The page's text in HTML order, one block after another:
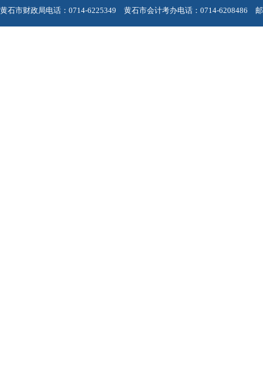
黄石市财政局电话：0714-6225349 黄石市会计考办电话：0714-6208486